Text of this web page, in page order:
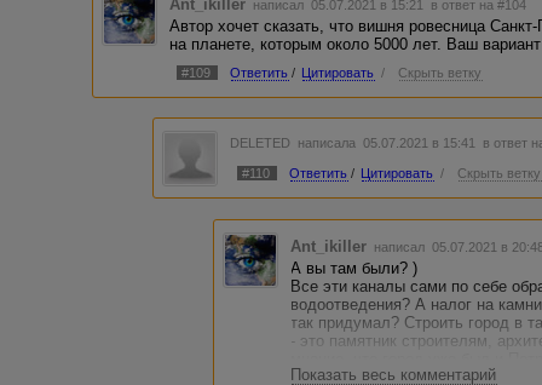
Ant_ikiller написал 05.07.2021 в 15:21 в ответ на #104
Автор хочет сказать, что вишня ровесница
на планете, которым около 5000 лет. Ваш
#109 Ответить / Цитировать / Скрыть ветку
DELETED написала 05.07.2021 в 15:41 в ответ
#110 Ответить / Цитировать / Скрыть ветку
Ant_ikiller написал 05.07.2021 в
А вы там были? )
Все эти каналы сами по себе
водоотведения? А налог на
так придумал? Строить город в
- это памятник строителям,
нет? Нам всего этого не узнать.
Показать весь комментарий